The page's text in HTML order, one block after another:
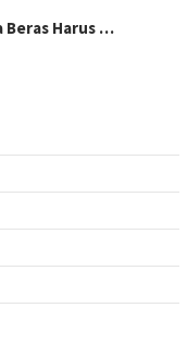
Beras Harus …